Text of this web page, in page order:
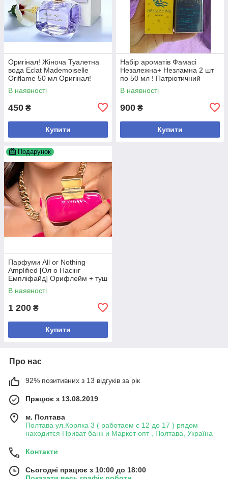
Оригінал! Жіноча Туалетна
вода Eclat Mademoiselle
Oriflame 50 мл Оригінал!
В наявності
450 ₴
Купити
Набір ароматів Фамасі
Незалежна+ Незламна 2 шт
по 50 мл ! Патріотичний
дизайн! Новинка!+ туш у
подарунок
В наявності
900 ₴
Купити
Подарунок
Парфуми All or Nothing
Amplified [Ол о Насінг
Емпліфайд] Орифлейм + туш
в подарок
В наявності
1 200 ₴
Купити
Про нас
92% позитивних з 13 відгуків за рік
Працює з 13.08.2019
м. Полтава
Полтава ул.Коряка 3 ( работаем с 12 до 17 ) рядом
находится Приват банк и Маркет опт , Полтава, Україна
Контакти
Сьогодні працює з 10:00 до 18:00